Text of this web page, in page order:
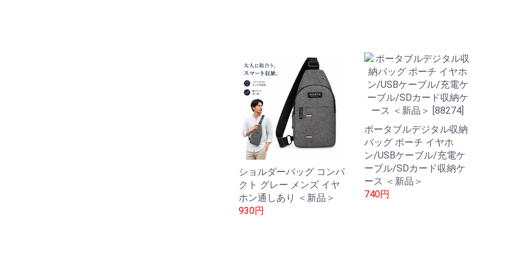
ショルダーバッグ コンパ
クト グレー メンズ イヤ
ホン通しあり ＜新品＞
930円
ポータブルデジタル収納
バッグ ポーチ イヤホ
ン/USBケーブル/充電ケ
ーブル/SDカード収納ケ
ース ＜新品＞
740円